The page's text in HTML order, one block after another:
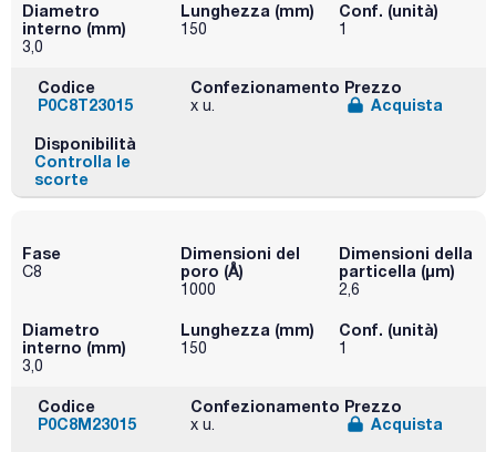
Diametro
interno (mm)
3,0
Lunghezza (mm)
150
Conf. (unità)
1
Codice
P0C8T23015
Confezionamento
x u.
Prezzo
Acquista
Disponibilità
Controlla le
scorte
Fase
C8
Dimensioni del
poro (Å)
1000
Dimensioni della
particella (μm)
2,6
Diametro
interno (mm)
3,0
Lunghezza (mm)
150
Conf. (unità)
1
Codice
P0C8M23015
Confezionamento
x u.
Prezzo
Acquista